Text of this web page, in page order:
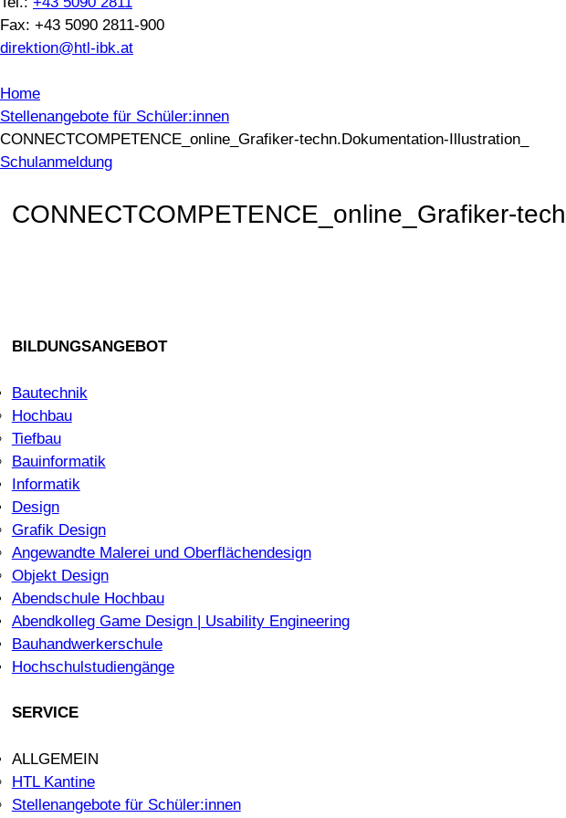
Fax: +43 5090 2811-900
direktion@htl-ibk.at
Home
Stellenangebote für Schüler:innen
CONNECTCOMPETENCE_online_Grafiker-techn.Dokumentation-Illustration_
Schulanmeldung
CONNECTCOMPETENCE_online_Grafiker-
BILDUNGSANGEBOT
Bautechnik
Hochbau
Tiefbau
Bauinformatik
Informatik
Design
Grafik Design
Angewandte Malerei und Oberflächendesign
Objekt Design
Abendschule Hochbau
Abendkolleg Game Design | Usability Engineering
Bauhandwerkerschule
Hochschulstudiengänge
SERVICE
ALLGEMEIN
HTL Kantine
Stellenangebote für Schüler:innen